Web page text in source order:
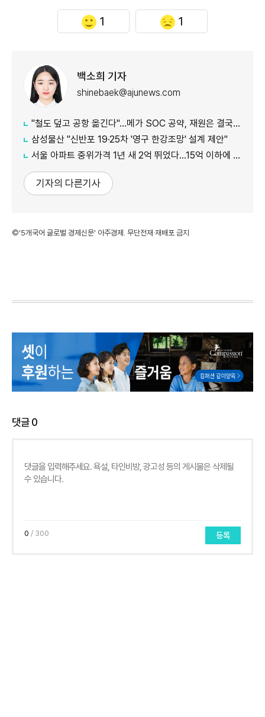
1 1
백소희 기자
shinebaek@ajunews.com
"철도 덮고 공항 옮긴다"…메가 SOC 공약, 재원은 결국 '땅'
삼성물산 "신반포 19·25차 '영구 한강조망' 설계 제안"
서울 아파트 중위가격 1년 새 2억 뛰었다…15억 이하에 실수요 몰려
기자의 다른기사
©'5개국어 글로벌 경제신문' 아주경제. 무단전재·재배포 금지
댓글0
0 / 300 등록